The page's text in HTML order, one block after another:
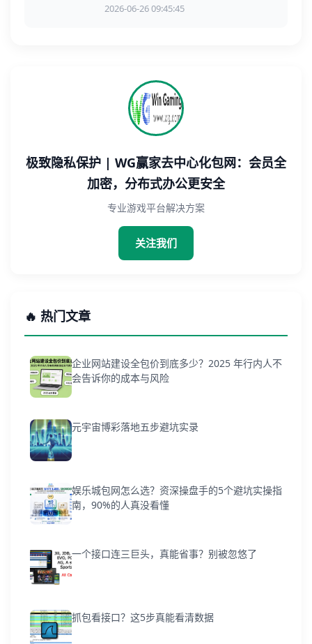
2026-06-26 09:45:45
极致隐私保护 | WG赢家去中心化包网：会员全
加密，分布式办公更安全
专业游戏平台解决方案
关注我们
🔥 热门文章
企业网站建设全包价到底多少？2025 年行内人不
会告诉你的成本与风险
元宇宙博彩落地五步避坑实录
娱乐城包网怎么选？资深操盘手的5个避坑实操指
南，90%的人真没看懂
一个接口连三巨头，真能省事？别被忽悠了
抓包看接口？这5步真能看清数据